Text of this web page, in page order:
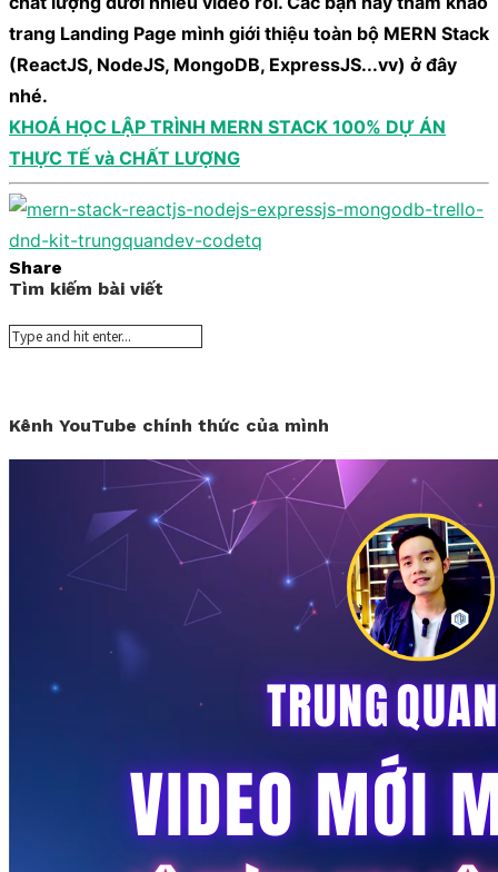
trang Landing Page mình giới thiệu toàn bộ MERN Stack
(ReactJS, NodeJS, MongoDB, ExpressJS...vv) ở đây
nhé.
KHOÁ HỌC LẬP TRÌNH MERN STACK 100% DỰ ÁN
THỰC TẾ và CHẤT LƯỢNG
Share
Tìm kiếm bài viết
Kênh YouTube chính thức của mình